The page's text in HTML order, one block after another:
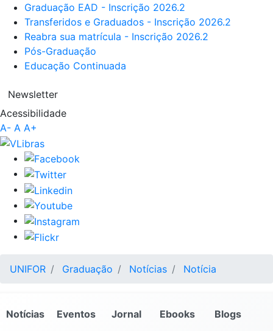
Graduação EAD - Inscrição 2026.2
Transferidos e Graduados - Inscrição 2026.2
Reabra sua matrícula - Inscrição 2026.2
Pós-Graduação
Educação Continuada
Newsletter
Acessibilidade
A- A A+
UNIFOR Graduação Notícias Notícia
Notícias Eventos Jornal Ebooks Blogs